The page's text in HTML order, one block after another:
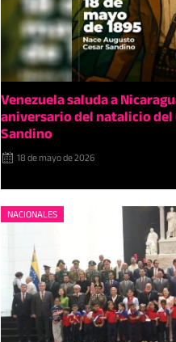
Venezuela saluda a
aniversario del natalicio del
Sandino
18 de mayo de 2026
NACIONALES